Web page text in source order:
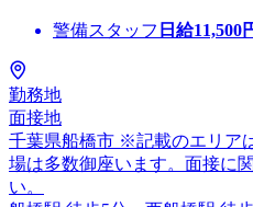
警備スタッフ 日給11,500
勤務地
面接地
千葉県船橋市 ※記載のエリア
場は多数御座います。面接に
い。